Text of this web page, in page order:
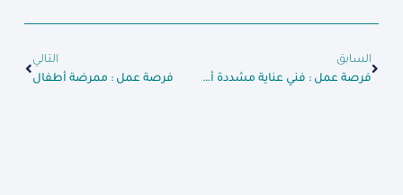
السابق
فرصة عمل : فني عناية مشددة أطفال
التالي
فرصة عمل : ممرضة أطفال